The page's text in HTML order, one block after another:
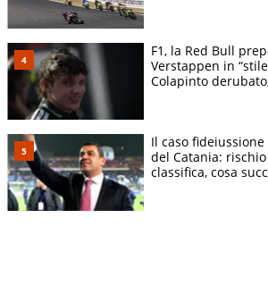
F1, la Red Bull
Verstappen in
Colapinto
Il caso
del Catania:
classifica, cosa